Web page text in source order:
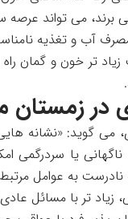
برند، می تواند
آب و تغذیه
تر خون و گمان راه
در زمستان
می گوید: «نشانه
یا سردرگمی
به نادرست به عوامل
زیاد تر با مسائل